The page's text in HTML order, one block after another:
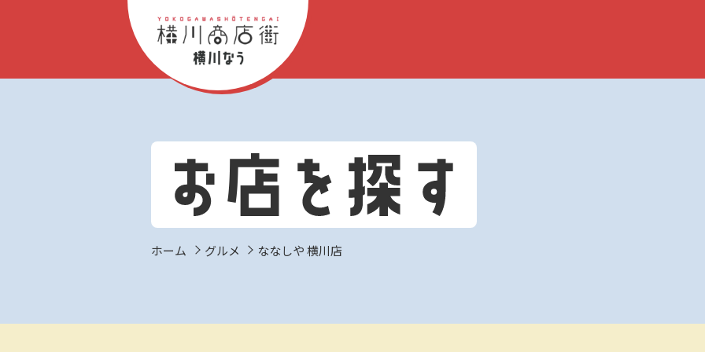
ホーム グルメ ななしや 横川店